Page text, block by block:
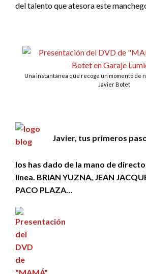
del talento que atesora este
Una instantánea que recoge un momento de
Javier Botet
Javier, tus primeros
los has dado de la mano de
línea. BRIAN YUZNA, JEAN
PACO PLAZA…